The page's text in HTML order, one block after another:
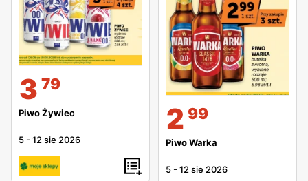
3 79
Piwo Żywiec
5 -12 sie 2026
2 99
Piwo Warka
5 -12 sie 2026